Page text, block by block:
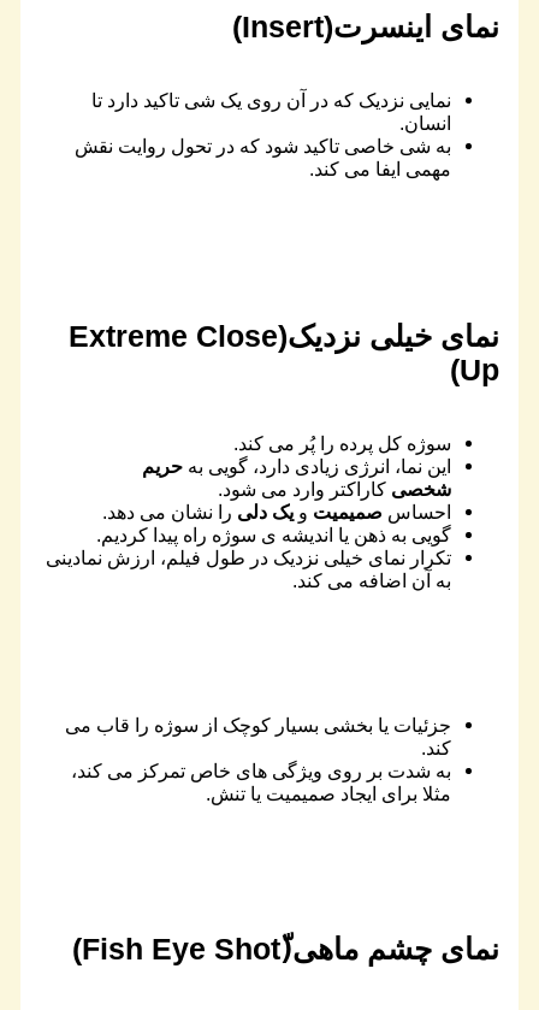
نمای اینسرت(Insert)
نمایی نزدیک که در آن روی یک شی تاکید دارد تا
انسان.
به شی خاصی تاکید شود که در تحول روایت نقش
مهمی ایفا می کند.
نمای خیلی نزدیک(Extreme Close
Up)
سوژه کل پرده را پُر می کند.
این نما، انرژی زیادی دارد، گویی بهحریم
شخصی کاراکتر وارد می شود.
احساس صمیمیت ویک دلی را نشان می دهد.
گویی به ذهن یا اندیشه ی سوژه راه پیدا کردیم.
تکرار نمای خیلی نزدیک در طول فیلم، ارزش نمادینی
به آن اضافه می کند.
جزئیات یا بخشی بسیار کوچک از سوژه را قاب می
کند.
به شدت بر روی ویژگی های خاص تمرکز می کند،
مثلا برای ایجاد صمیمیت یا تنش.
نمای چشم ماهی(ّFish Eye Shot)